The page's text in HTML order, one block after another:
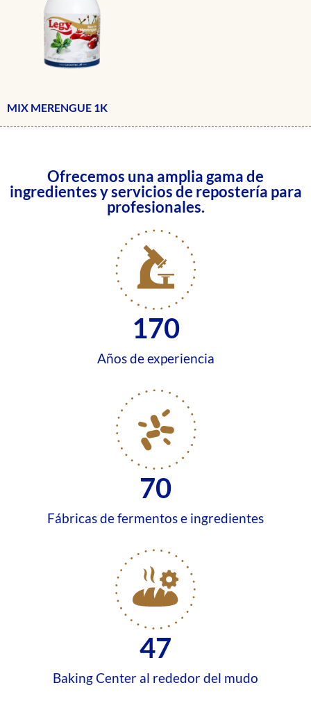
MIX MERENGUE 1K
Ofrecemos una amplia gama de
ingredientes y servicios de repostería para
profesionales.
Años de experiencia
170
Fábricas de fermentos e ingredientes
70
Baking Center al rededor del mudo
47